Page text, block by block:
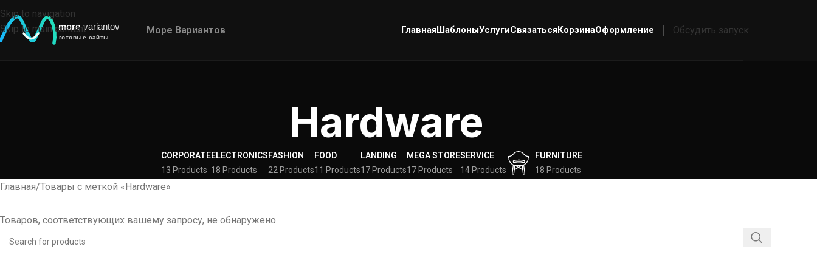
Skip to navigation
Skip to main content
Море Вариантов ГлавнаяШаблоныУслугиСвязатьсяКорзинаОформление Обсудить запуск
Hardware
CORPORATE
13 Products
ELECTRONICS
18 Products
FASHION
22 Products
FOOD
11 Products
LANDING
17 Products
MEGA STORE
17 Products
SERVICE
14 Products
FURNITURE
18 Products
Главная Товары с меткой «Hardware»
Товаров, соответствующих вашему запросу, не обнаружено.